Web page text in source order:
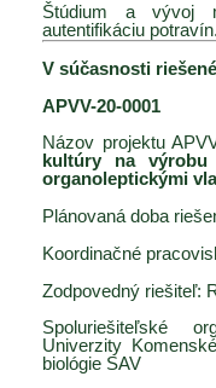
Štúdium a vývoj
autentifikáciu potravín.
V súčasnosti
APVV-20-0001
Názov projektu
kultúry na výrobu
organoleptickými
Plánovaná doba
Koordinačné
Zodpovedný riešiteľ:
Spoluriešiteľské
Univerzity
biológie SAV